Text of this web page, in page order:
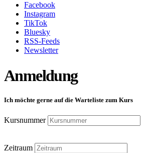
Facebook
Instagram
TikTok
Bluesky
RSS-Feeds
Newsletter
Anmeldung
Ich möchte gerne auf die Warteliste zum Kurs
Kursnummer
Zeitraum